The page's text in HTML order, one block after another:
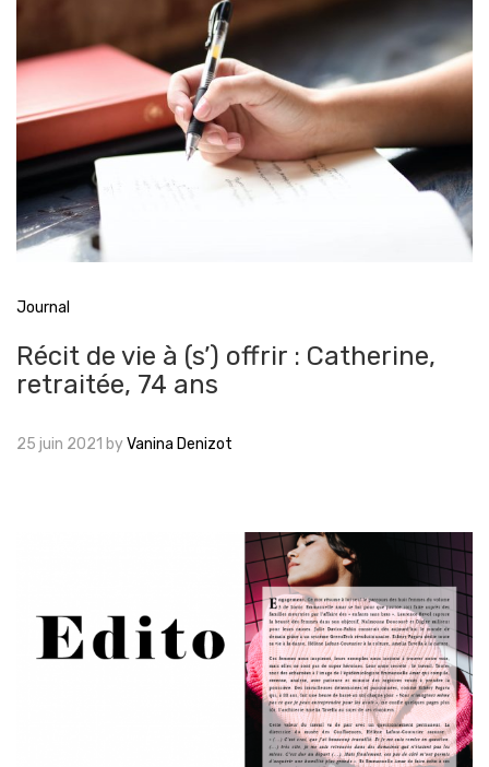
Journal
Récit de vie à (s’) offrir : Catherine,
retraitée, 74 ans
25 juin 2021 byVanina Denizot